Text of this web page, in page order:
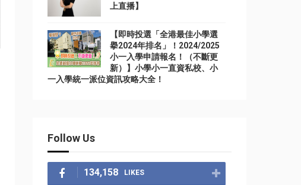
上直播】
【即時投選「全港最佳小學選
擧2024年排名」！2024/2025
小一入學申請報名！（不斷更
新）】小學小一直資私校、小
一入學統一派位資訊攻略大全！
Follow Us
134,158 LIKES